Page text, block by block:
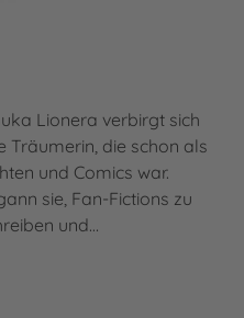
Lionera verbirgt sich
Träumerin, die schon als
und Comics war.
sie, Fan-Fictions zu
und…